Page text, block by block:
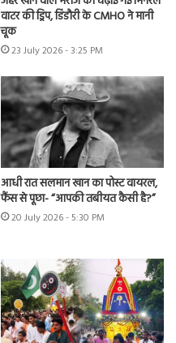
वाटर की ड्रिप, डिंडौरी के CMHO ने मानी
चूक
23 July 2026 - 3:25 PM
आधी रात सलमान खान का पोस्ट वायरल,
फैंस से पूछा- “आपकी तबीयत कैसी है?”
20 July 2026 - 5:30 PM